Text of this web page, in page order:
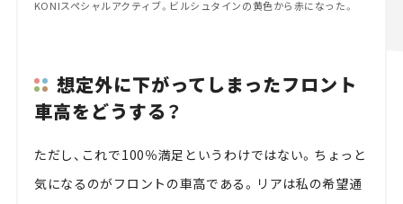
KONIスペシャルアクティブ。ビルシュタインの黄色から赤になった。
想定外に下がってしまったフロント
車高をどうする？
ただし、これで100％満足というわけではない。ちょっと
気になるのがフロントの車高である。リアは私の希望通